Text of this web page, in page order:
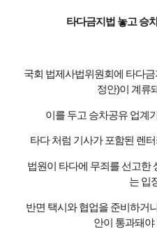
타다금지법 놓고 승
국회 법제사법위원회에 타다
정안)이 계류
이를 두고 승차공유 업계
타다 처럼 기사가 포함된 렌
법원이 타다에 무죄를 선고한
는 입
반면 택시와 협업을 준비하거
안이 통과돼